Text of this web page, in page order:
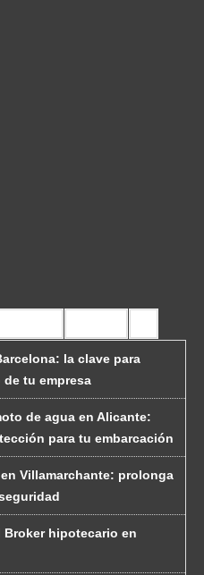
la clave para
tu empresa
de agua en Alicante:
para tu embarcación
Villamarchante: prolonga
Broker hipotecario en